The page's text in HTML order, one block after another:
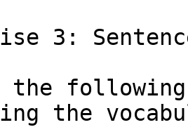
3:
the
the